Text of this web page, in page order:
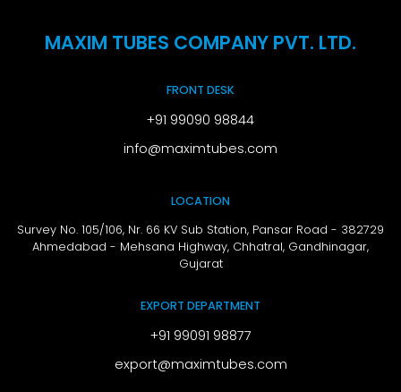
MAXIM TUBES COMPANY PVT. LTD.
FRONT DESK
+91 99090 98844
info@maximtubes.com
LOCATION
Survey No. 105/106, Nr. 66 KV Sub Station, Pansar Road - 382729
Ahmedabad - Mehsana Highway, Chhatral, Gandhinagar,
Gujarat
EXPORT DEPARTMENT
+91 99091 98877
export@maximtubes.com